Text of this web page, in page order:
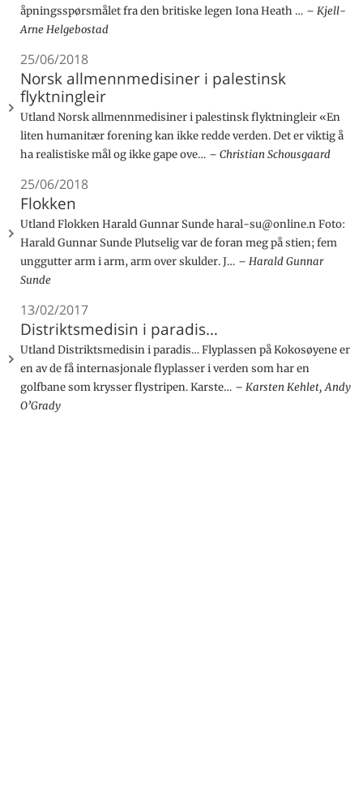
åpningsspørsmålet fra den britiske legen Iona Heath …
Kjell-
Arne Helgebostad
25/06/2018
Norsk allmennmedisiner i palestinsk
flyktningleir
Utland Norsk allmennmedisiner i palestinsk flyktningleir «En
liten humanitær forening kan ikke redde verden. Det er viktig å
ha realistiske mål og ikke gape ove…
Christian Schousgaard
25/06/2018
Flokken
Utland Flokken Harald Gunnar Sunde haral-su@online.n Foto:
Harald Gunnar Sunde Plutselig var de foran meg på stien; fem
unggutter arm i arm, arm over skulder. J…
Harald Gunnar
Sunde
13/02/2017
Distriktsmedisin i paradis…
Utland Distriktsmedisin i paradis… Flyplassen på Kokosøyene er
en av de få internasjonale flyplasser i verden som har en
golfbane som krysser flystripen. Karste…
Karsten Kehlet, Andy
O’Grady